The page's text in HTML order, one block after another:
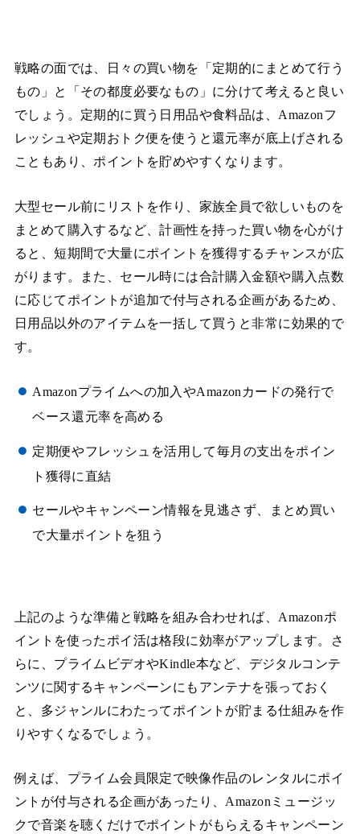
戦略の面では、日々の買い物を「定期的にまとめて行う
もの」と「その都度必要なもの」に分けて考えると良い
でしょう。定期的に買う日用品や食料品は、Amazonフ
レッシュや定期おトク便を使うと還元率が底上げされる
こともあり、ポイントを貯めやすくなります。
大型セール前にリストを作り、家族全員で欲しいものを
まとめて購入するなど、計画性を持った買い物を心がけ
ると、短期間で大量にポイントを獲得するチャンスが広
がります。また、セール時には合計購入金額や購入点数
に応じてポイントが追加で付与される企画があるため、
日用品以外のアイテムを一括して買うと非常に効果的で
す。
Amazonプライムへの加入やAmazonカードの発行で
ベース還元率を高める
定期便やフレッシュを活用して毎月の支出をポイン
ト獲得に直結
セールやキャンペーン情報を見逃さず、まとめ買い
で大量ポイントを狙う
上記のような準備と戦略を組み合わせれば、Amazonポ
イントを使ったポイ活は格段に効率がアップします。さ
らに、プライムビデオやKindle本など、デジタルコンテ
ンツに関するキャンペーンにもアンテナを張っておく
と、多ジャンルにわたってポイントが貯まる仕組みを作
りやすくなるでしょう。
例えば、プライム会員限定で映像作品のレンタルにポイ
ントが付与される企画があったり、Amazonミュージッ
クで音楽を聴くだけでポイントがもらえるキャンペーン